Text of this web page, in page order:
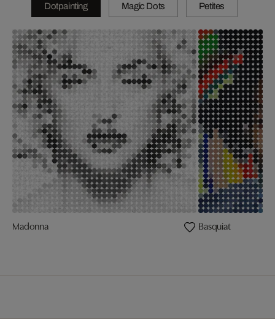
Dotpainting Magic Dots Petites
Madonna Basquiat